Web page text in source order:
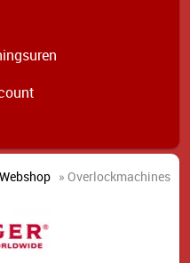
Webshop » Overlockmachines